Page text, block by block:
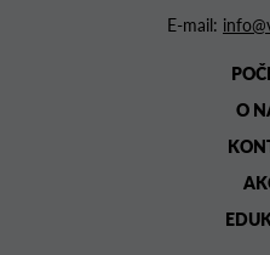
E-mail:
O